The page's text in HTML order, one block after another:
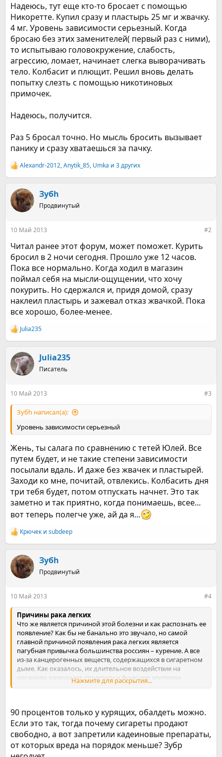
Надеюсь, тут еще кто-то бросает с помощью
Никоретте. Купил сразу и пластырь 25 мг и жвачку.
4 мг. Уровень зависимости серьезный. Когда
бросаю без этих заменителей( первый раз с ними),
то испытываю головокружение, слабость,
агрессию, ломает, начинает слегка выворачивать
тело. Колбасит и плющит. Решил вновь делать
попытку слезть с помощью никотиновых
примочек.
Надеюсь, получится.
Раз 5 бросал точно. Но мысль бросить вызывает
панику и сразу хватаешься за пачку.
Р
е
к
ц
и
Alexandr-2012,Anytik_85, Umka и 3 других
Зубh
Продвинутый
10 Май 2013 #2
Читал ранее этот форум, может поможет. Курить
бросил в 2 ночи сегодня. Прошло уже 12 часов.
Пока все нормально. Когда ходил в магазин
поймал себя на мысли-ощущении, что хочу
покурить. Но сдержался и, придя домой, сразу
наклеил пластырь и зажевал отказ жвачкой. Пока
все хорошо, более-менее.
Р
е
к
ц
и
Julia235
Julia235
Писатель
10 Май 2013 #3
Зубh написал(а):
Уровень зависимости серьезный
Жень, ты салага по сравнению с тетей Юлей. Все
путем будет, и не такие степени зависимости
посылали вдаль. И даже без жвачек и пластырей.
Заходи ко мне, почитай, отвлекись. Колбасить дня
три тебя будет, потом отпускать начнет. Это так
заметно и так приятно, когда понимаешь, всее...
вот теперь полегче уже, ай да я...
Р
е
к
ц
и
Крючек и subdeep
Зубh
Продвинутый
10 Май 2013 #4
Причины рака легких
Что же является причиной этой болезни и как распознать ее
появление? Как бы не банально это звучало, но самой
главной причиной появления рака легких является
пагубная привычка большинства россиян – курение. А все
из-за канцерогенных веществ, содержащихся в сигаретном
дыме. Как оказалось, их длительное воздействие на
организм разрушает структуру и функцию эпителии
бронхов. Происходит нарушение метаплазии
от всех случаев рака легких происходит у курильщиков.
Причем не только сами курильщики страдают этим
недугом, но и окружающие. Риск зависит от возраста и
интенсивности курения, а также от его продолжительности;
риск снижается после прекращения курения, но, вероятно,
Нажмите для раскрытия...
90 процентов только у курящих, обалдеть можно.
Если это так, тогда почему сигареты продают
свободно, а вот запретили кадеиновые препараты,
от которых вреда на порядок меньше? Зубр